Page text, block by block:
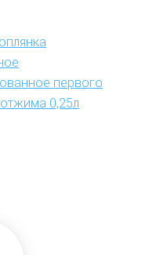
первого
0,25л